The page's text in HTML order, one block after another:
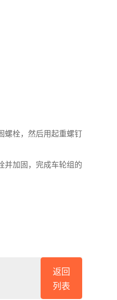
螺栓，然后用起重螺钉
并加固，完成车轮组的
返回
列表